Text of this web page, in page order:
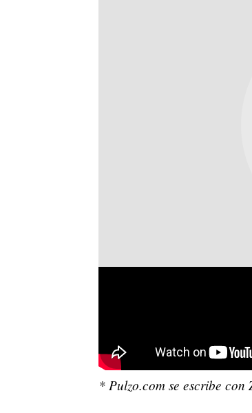
* Pulzo.com se escribe con